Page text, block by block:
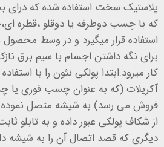
استفاده قرار میگیرد و در وسط
برای نگه داشتن اجسام با سیم برق
کار میرود.ابتدا پولکی نئون را با
فروش می رسد) به شیشه متصل
از شکاف پولکی عبور داده و به تابلو
دیگری که قصد اتصال آن را به شیشه